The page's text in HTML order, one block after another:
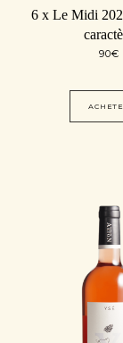
6 x Le Midi
90€